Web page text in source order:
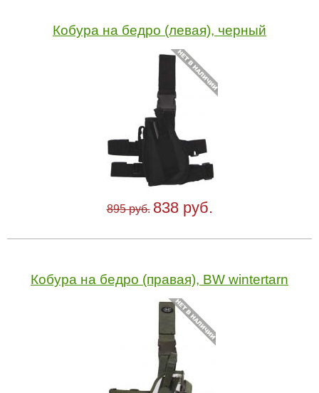
Кобура на бедро (левая), черный
895 руб. 838 руб.
Кобура на бедро (правая), BW wintertarn